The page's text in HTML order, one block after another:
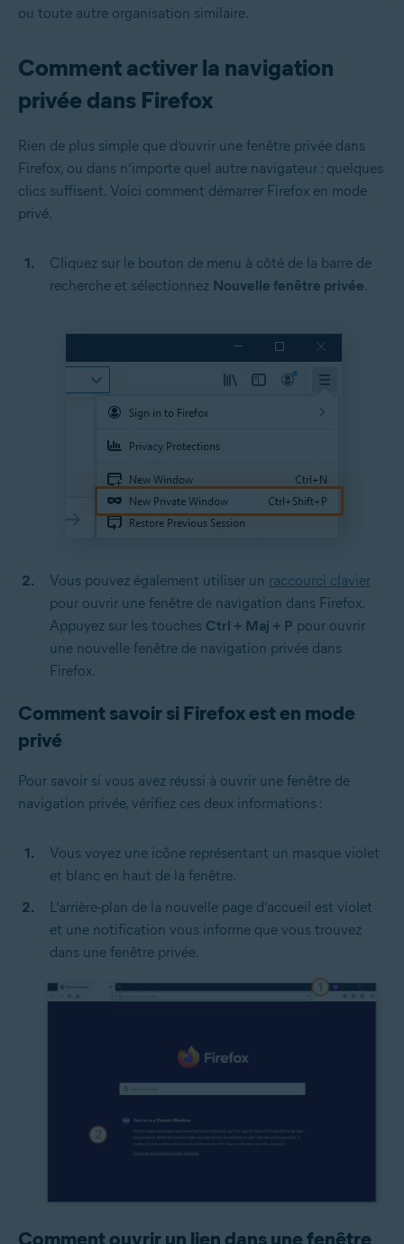
ou toute autre organisation similaire.
Comment activer la navigation
privée dans Firefox
Rien de plus simple que d’ouvrir une fenêtre privée dans
Firefox, ou dans n’importe quel autre navigateur : quelques
clics suffisent. Voici comment démarrer Firefox en mode
privé.
Cliquez sur le bouton de menu à côté de la barre de
recherche et sélectionnez Nouvelle fenêtre privée.
Vous pouvez également utiliser un raccourci clavier
pour ouvrir une fenêtre de navigation dans Firefox.
Appuyez sur les touches Ctrl + Maj + P pour ouvrir
une nouvelle fenêtre de navigation privée dans
Firefox.
Comment savoir si Firefox est en mode
privé
Pour savoir si vous avez réussi à ouvrir une fenêtre de
navigation privée, vérifiez ces deux informations :
Vous voyez une icône représentant un masque violet
et blanc en haut de la fenêtre.
L’arrière-plan de la nouvelle page d’accueil est violet
et une notification vous informe que vous trouvez
dans une fenêtre privée.
Comment ouvrir un lien dans une fenêtre